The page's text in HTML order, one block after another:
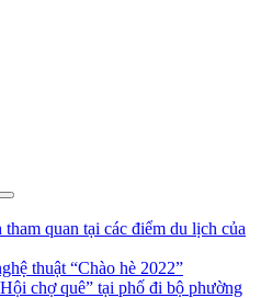
quan tại các điểm du lịch của
thuật “Chào hè 2022”
chợ quê” tại phố đi bộ phường